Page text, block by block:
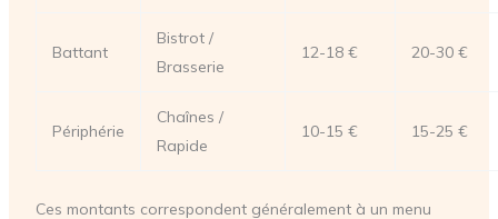
Battant
Bistrot /
Brasserie
12-18 € 20-30 €
Périphérie
Chaînes /
Rapide
10-15 € 15-25 €
Ces montants correspondent généralement à un menu